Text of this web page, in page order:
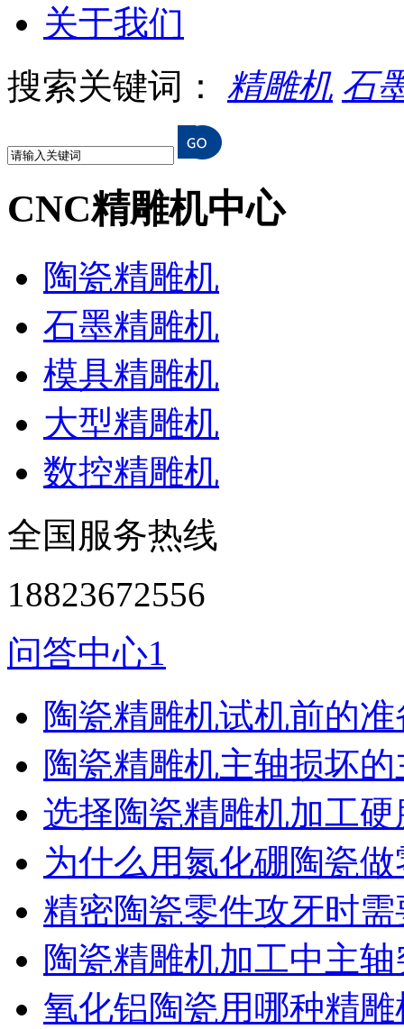
关于我们
搜索关键词： 精雕机 石
CNC精雕机中心
陶瓷精雕机
石墨精雕机
模具精雕机
大型精雕机
数控精雕机
全国服务热线
18823672556
问答中心1
陶瓷精雕机试机前的
陶瓷精雕机主轴损坏
选择陶瓷精雕机加工
为什么用氮化硼陶瓷
精密陶瓷零件攻牙时
陶瓷精雕机加工中主
氧化铝陶瓷用哪种精